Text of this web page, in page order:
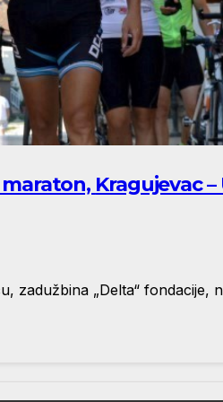
zadužbina „Delta“ fondacije,